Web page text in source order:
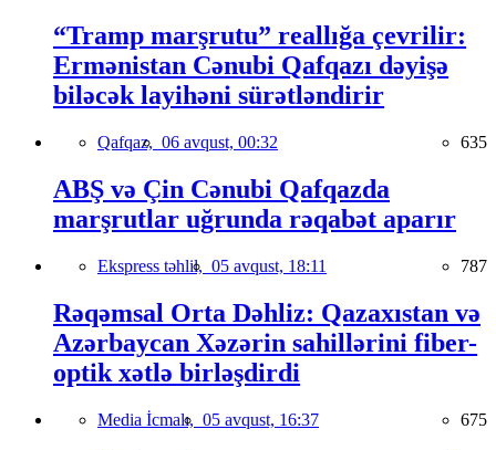
“Tramp marşrutu” reallığa çevrilir:
Ermənistan Cənubi Qafqazı dəyişə
biləcək layihəni sürətləndirir
Qafqaz, 06 avqust, 00:32 635
ABŞ və Çin Cənubi Qafqazda
marşrutlar uğrunda rəqabət aparır
Ekspress təhlil, 05 avqust, 18:11 787
Rəqəmsal Orta Dəhliz: Qazaxıstan və
Azərbaycan Xəzərin sahillərini fiber-
optik xətlə birləşdirdi
Media İcmalı, 05 avqust, 16:37 675